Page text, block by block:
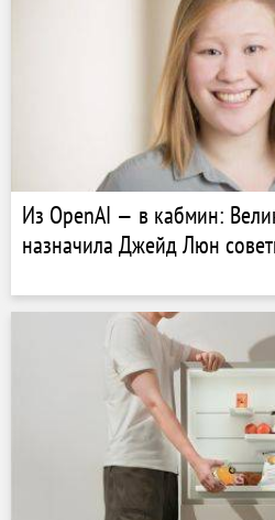
Из OpenAI — в кабмин:
назначила Джейд Люн